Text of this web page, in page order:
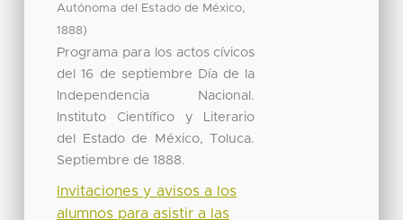
Autónoma del Estado de México,
1888)
Programa para los actos cívicos
del 16 de septiembre Día de la
Independencia Nacional.
Instituto Científico y Literario
del Estado de México, Toluca.
Septiembre de 1888.
Invitaciones y avisos a los
alumnos para asistir a las